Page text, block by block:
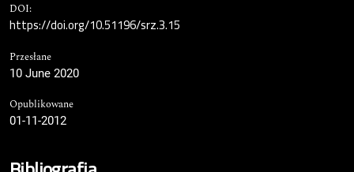
DOI:
https://doi.org/10.51196/srz.3.15
Przesłane
10 June 2020
Opublikowane
01-11-2012